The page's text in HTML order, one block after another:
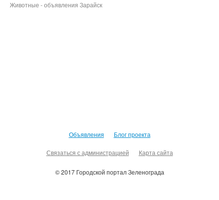
Животные - объявления Зарайск
Объявления Блог проекта
Связаться с администрацией Карта сайта
© 2017 Городской портал Зеленограда